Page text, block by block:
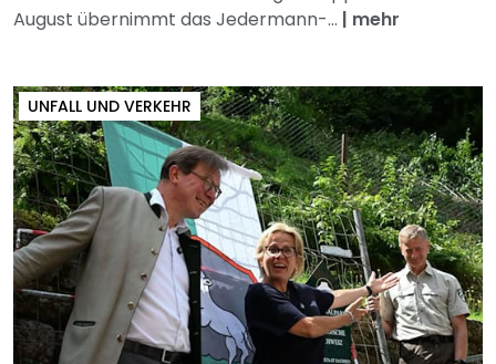
August übernimmt das Jedermann-... | mehr
UNFALL UND VERKEHR